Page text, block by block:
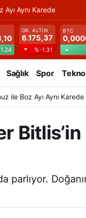
Ayı Aynı Karede
GR. ALTIN
6.175,37
%-1.31
BTC
Sağlık Spor
ile Boz Ayı Aynı Karede
parlıyor.